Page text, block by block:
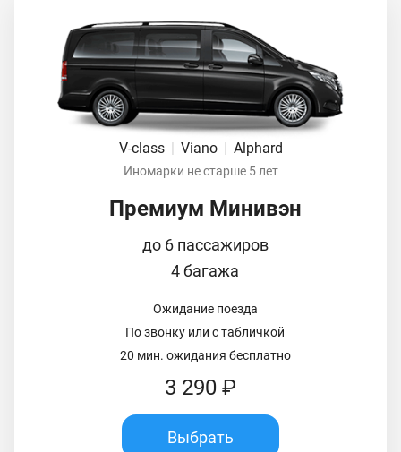
V-class Viano Alphard
Иномарки не старше 5 лет
Премиум Минивэн
до 6 пассажиров
4 багажа
Ожидание поезда
По звонку или с табличкой
20 мин. ожидания бесплатно
3 290 ₽
Выбрать